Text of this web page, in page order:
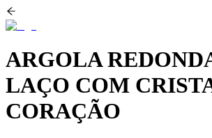
ARGOLA
LAÇO COM
CORAÇÃO